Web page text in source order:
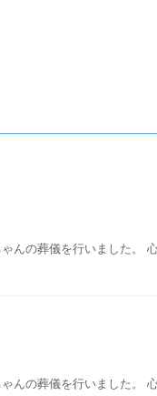
んの葬儀を行いました。
んの葬儀を行いました。